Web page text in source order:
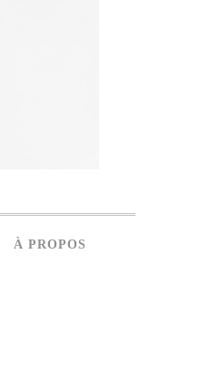
À PROPOS